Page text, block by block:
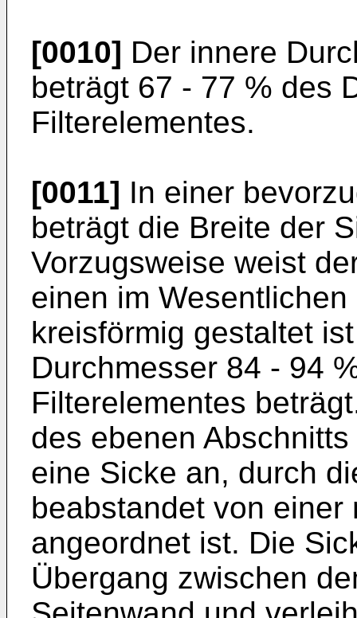
[0010] Der innere
beträgt 67 - 77 % des
Filterelementes.
[0011] In einer
beträgt die Breite der
Vorzugsweise weist
einen im
kreisförmig gestaltet
Durchmesser 84 - 94
Filterelementes
des ebenen
eine Sicke an, durch
beabstandet von einer
angeordnet ist. Die
Übergang zwischen